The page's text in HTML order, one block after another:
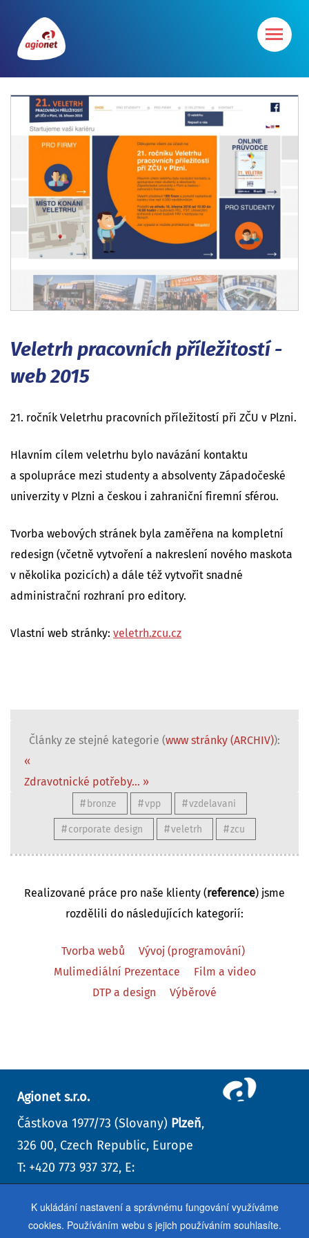
Veletrh pracovních příležitostí -
web 2015
21. ročník Veletrhu pracovních příležitostí při ZČU v Plzni.
Hlavním cílem veletrhu bylo navázání kontaktu
a spolupráce mezi studenty a absolventy Západočeské
univerzity v Plzni a českou i zahraniční firemní sférou.
Tvorba webových stránek byla zaměřena na kompletní
redesign (včetně vytvoření a nakreslení nového maskota
v několika pozicích) a dále též vytvořit snadné
administrační rozhraní pro editory.
Vlastní web stránky: veletrh.zcu.cz
Články ze stejné kategorie (www stránky (ARCHIV)):
«
Zdravotnické potřeby... »
bronze vpp vzdelavani
corporate design veletrh zcu
Realizované práce pro naše klienty (reference) jsme
rozdělili do následujících kategorií:
Tvorba webů
Vývoj (programování)
Mulimediální Prezentace
Film a video
DTP a design
Výběrové
Agionet s.r.o.
Částkova 1977/73 (Slovany) Plzeň,
326 00, Czech Republic, Europe
T: +420 773 937 372, E:
Kontaktní formulář , další kontakty
K ukládání nastavení a správnému fungování využíváme
cookies. Používáním webu s jejich používáním souhlasíte.